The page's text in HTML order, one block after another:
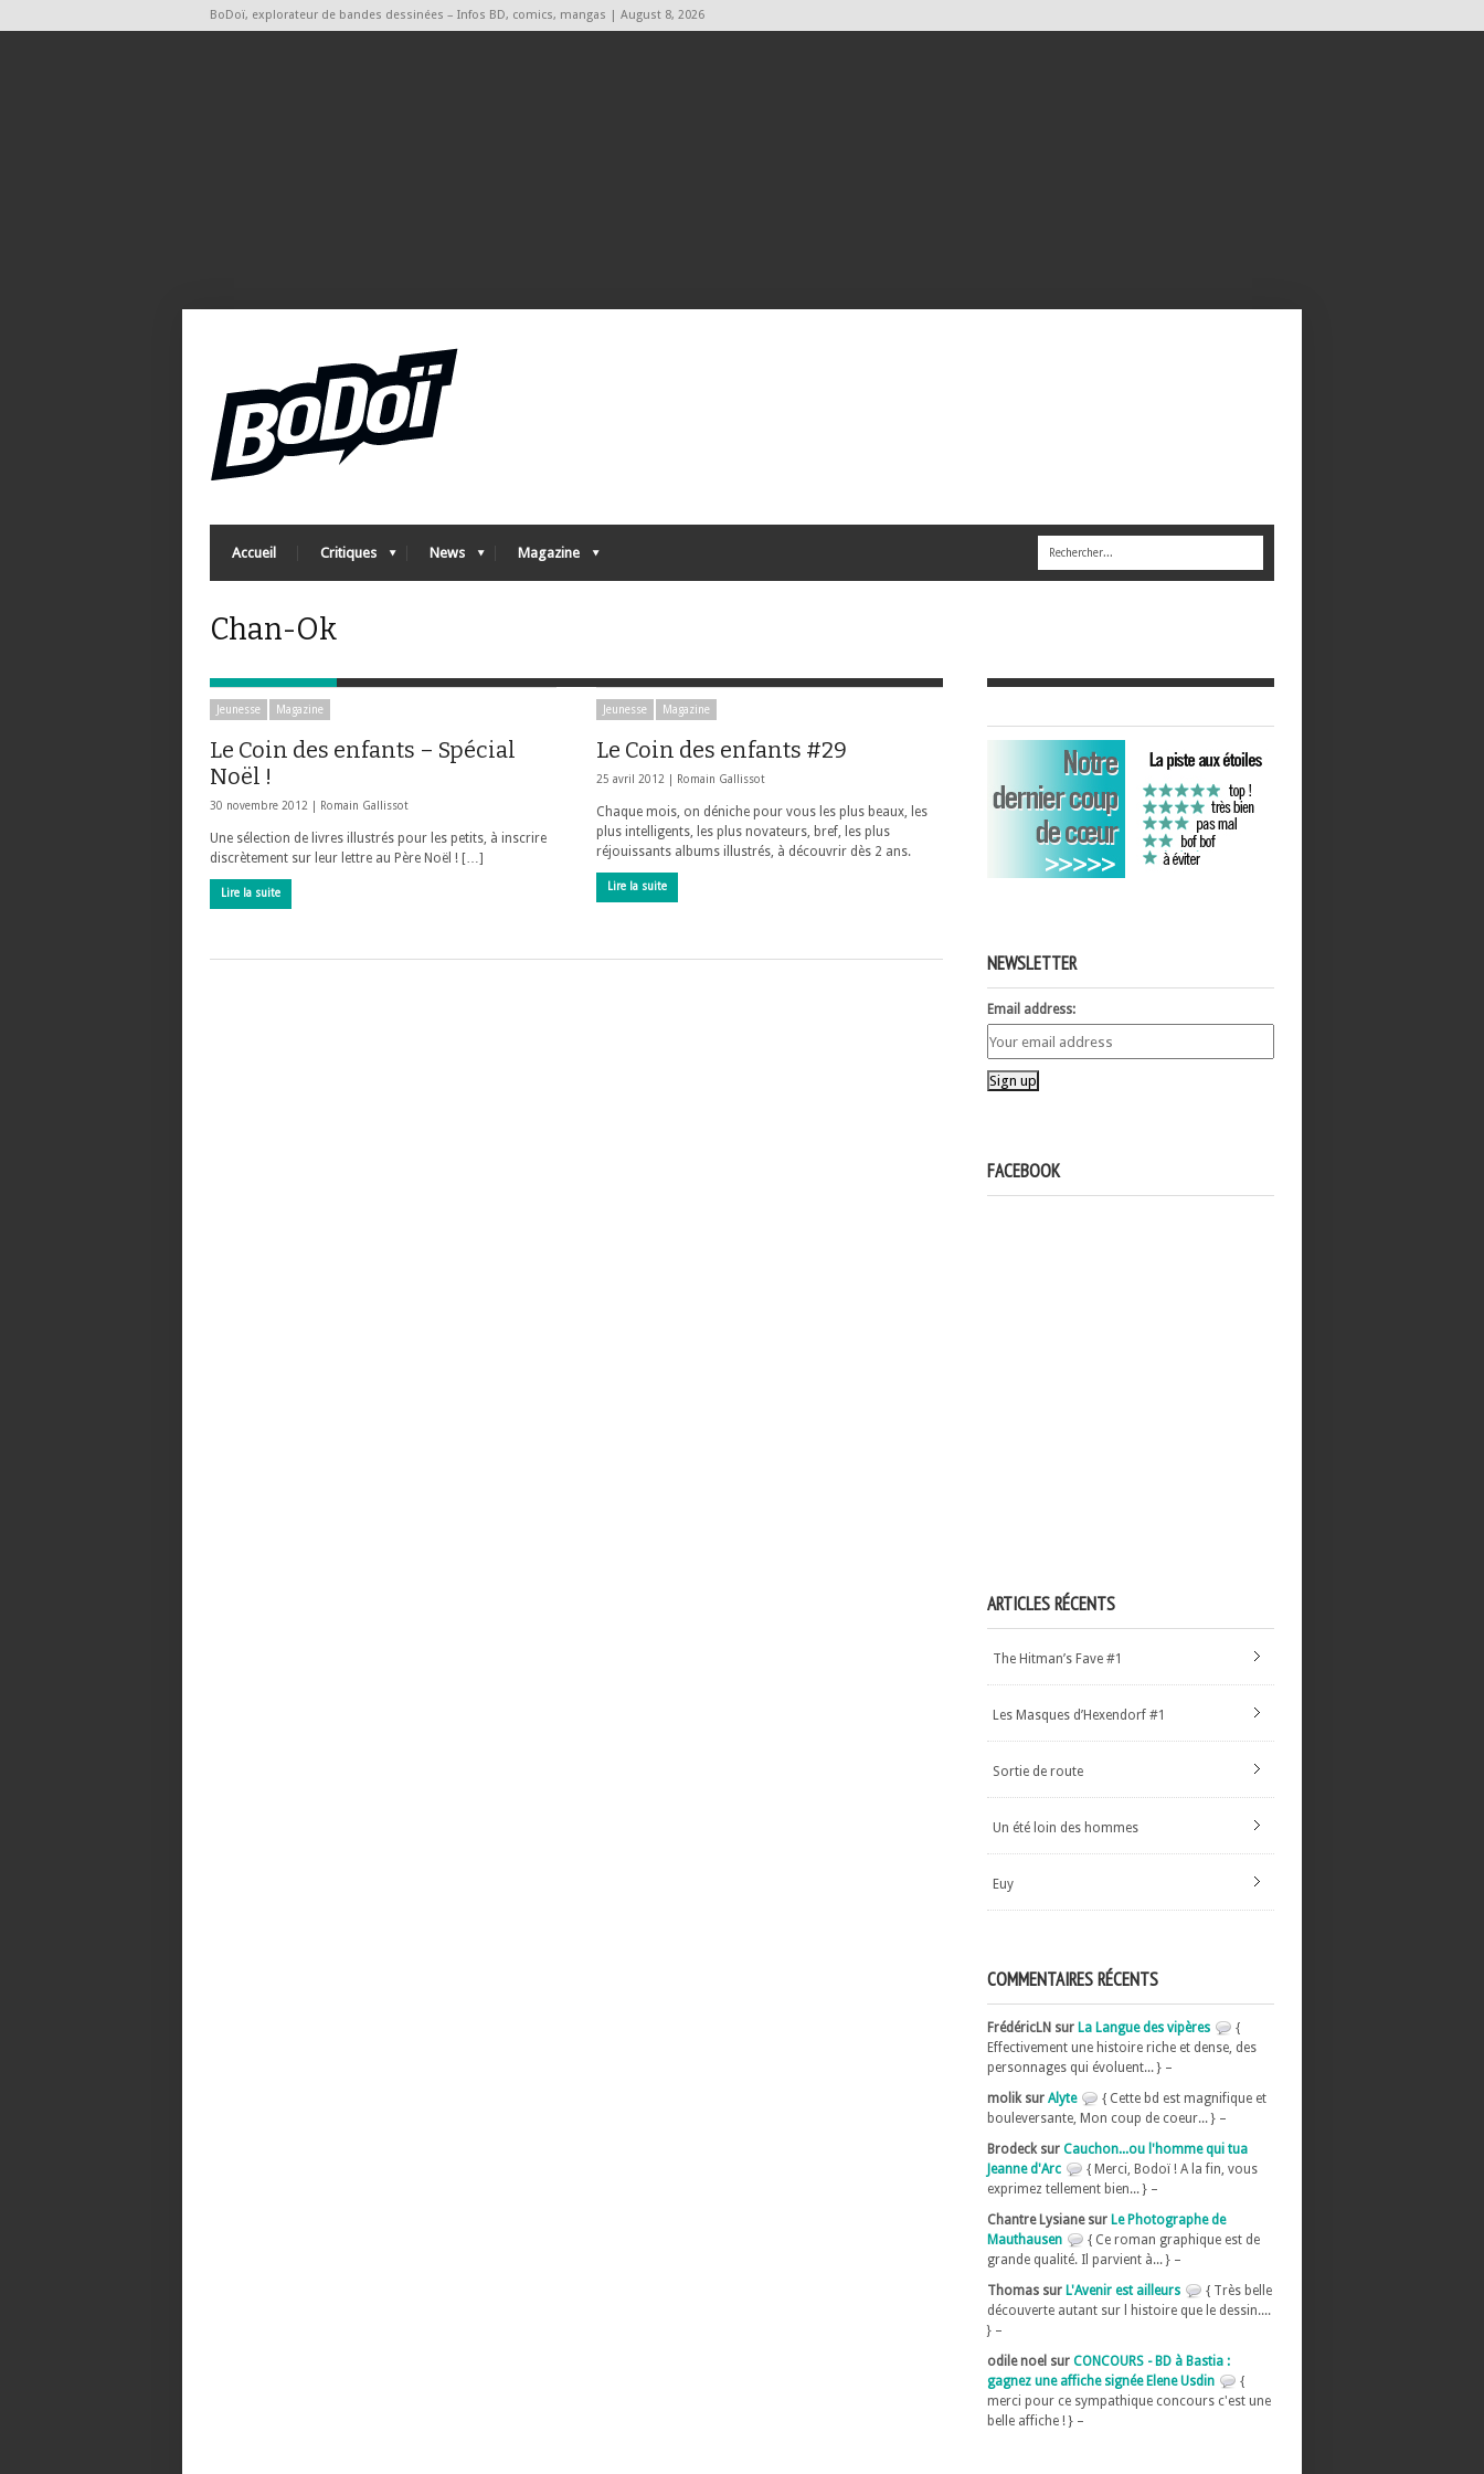
BoDoï, explorateur de bandes dessinées – Infos BD, comics, mangas | August 8, 2026
Accueil Critiques News Magazine
Chan-Ok
Jeunesse Magazine
Le Coin des enfants – Spécial
Noël !
30 novembre 2012 | Romain Gallissot
Une sélection de livres illustrés pour les petits, à inscrire
discrètement sur leur lettre au Père Noël ! […]
Lire la suite
Jeunesse Magazine
Le Coin des enfants #29
25 avril 2012 | Romain Gallissot
Chaque mois, on déniche pour vous les plus beaux, les
plus intelligents, les plus novateurs, bref, les plus
réjouissants albums illustrés, à découvrir dès 2 ans.
Lire la suite
NEWSLETTER
Email address:
FACEBOOK
ARTICLES RÉCENTS
The Hitman’s Fave #1
Les Masques d’Hexendorf #1
Sortie de route
Un été loin des hommes
Euy
COMMENTAIRES RÉCENTS
FrédéricLN sur La Langue des vipères
{
Effectivement une histoire riche et dense, des
personnages qui évoluent... } –
molik sur Alyte
{ Cette bd est magnifique et
bouleversante, Mon coup de coeur... } –
Brodeck sur Cauchon...ou l'homme qui tua
Jeanne d'Arc
{ Merci, Bodoï ! A la fin, vous
exprimez tellement bien... } –
Chantre Lysiane sur Le Photographe de
Mauthausen
{ Ce roman graphique est de
grande qualité. Il parvient à... } –
Thomas sur L'Avenir est ailleurs
{ Très belle
découverte autant sur l histoire que le dessin....
} –
odile noel sur CONCOURS - BD à Bastia :
gagnez une affiche signée Elene Usdin
{
merci pour ce sympathique concours c'est une
belle affiche ! } –